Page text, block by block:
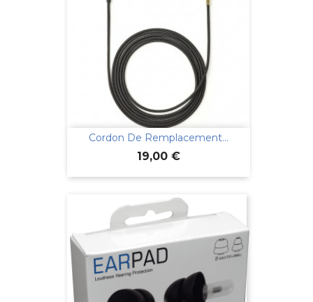
Cordon De Remplacement...
Prix
19,00 €